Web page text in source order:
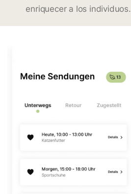
enriquecer a los individuos.